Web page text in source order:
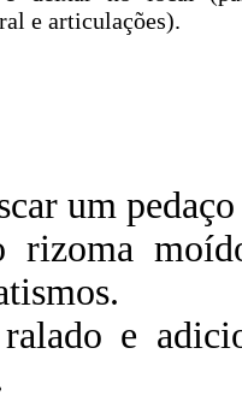
e articulações).
um
rizoma
e